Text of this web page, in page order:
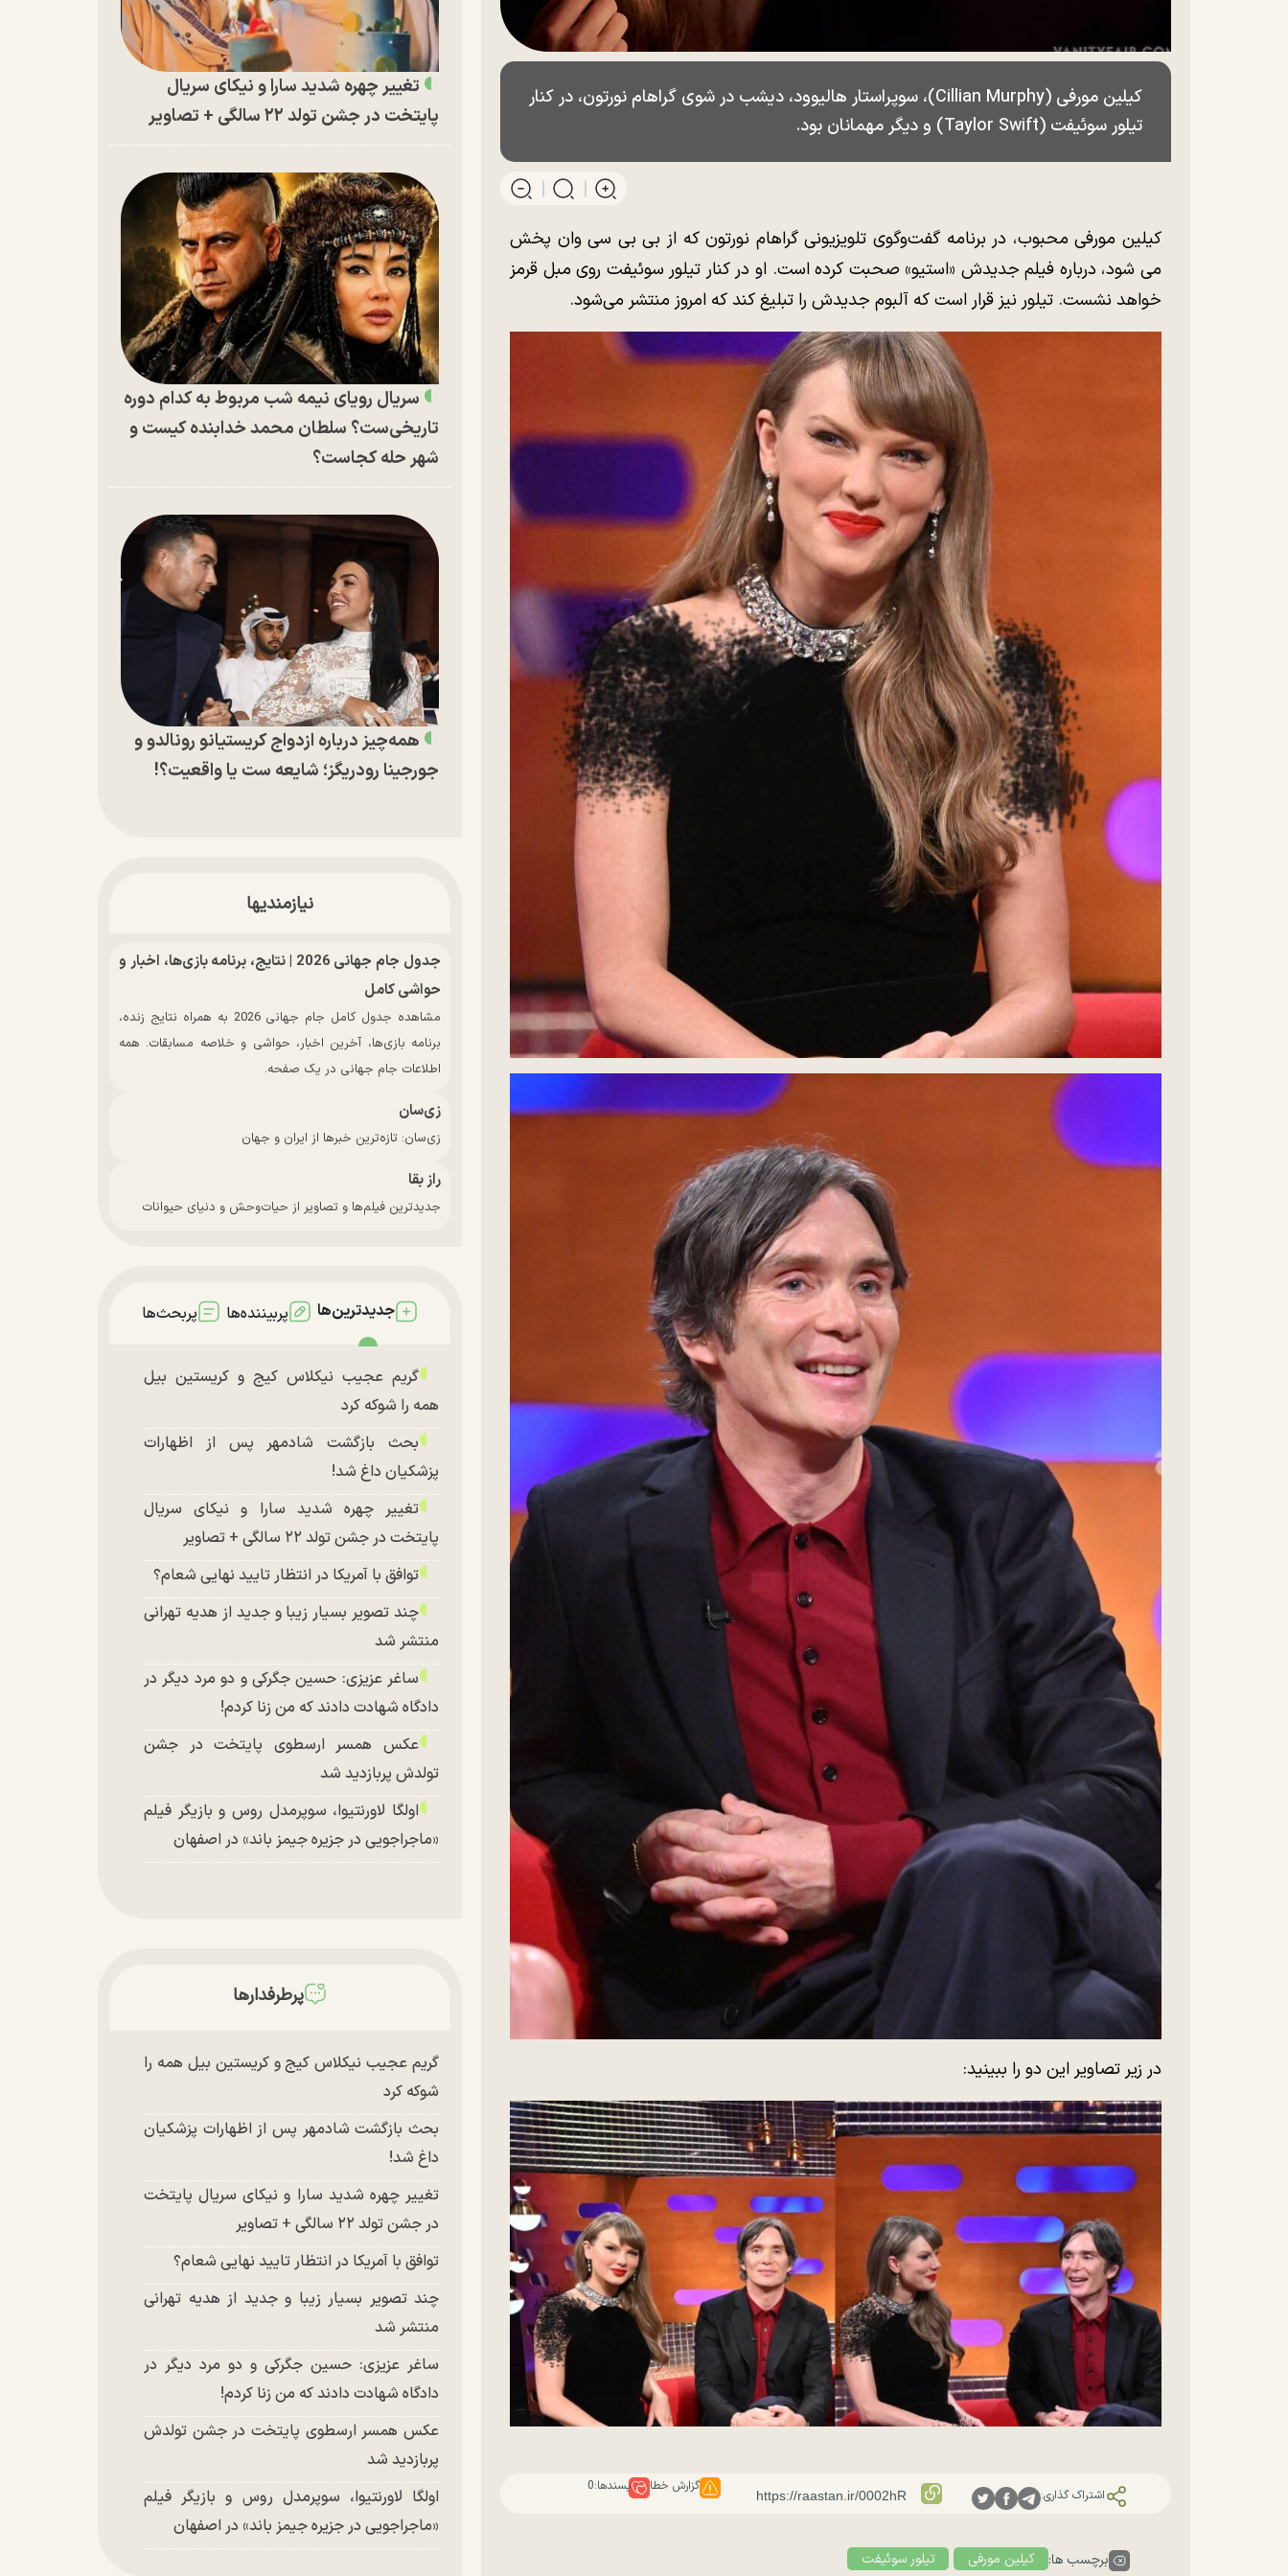
کیلین مورفی (Cillian Murphy)، سوپراستار هالیوود، دیشب در شوی گراهام نورتون، در کنار
تیلور سوئیفت (Taylor Swift) و دیگر مهمانان بود.
کیلین مورفی محبوب، در برنامه گفت‌وگوی تلویزیونی گراهام نورتون که از بی بی سی وان پخش
می شود، درباره فیلم جدیدش «استیو» صحبت کرده است. او در کنار تیلور سوئیفت روی مبل قرمز
خواهد نشست. تیلور نیز قرار است که آلبوم جدیدش را تبلیغ کند که امروز منتشر می‌شود.
در زیر تصاویر این دو را ببینید:
اشتراک گذاری:
گزارش خطا پسندها:0
برچسب ها: کیلین مورفی تیلور سوئیفت
تغییر چهره شدید سارا و نیکای سریال
پایتخت در جشن تولد ۲۲ سالگی + تصاویر
سریال رویای نیمه شب مربوط به کدام دوره
تاریخی‌ست؟ سلطان محمد خدابنده کیست و
شهر حله کجاست؟
همه‌چیز درباره ازدواج کریستیانو رونالدو و
جورجینا رودریگز؛ شایعه ست یا واقعیت؟!
نیازمندیها
جدول جام جهانی 2026 | نتایج، برنامه بازی‌ها، اخبار و
حواشی کامل
مشاهده جدول کامل جام جهانی 2026 به همراه نتایج زنده،
برنامه بازی‌ها، آخرین اخبار، حواشی و خلاصه مسابقات. همه
اطلاعات جام جهانی در یک صفحه.
زی‌سان
زی‌سان: تازه‌ترین خبرها از ایران و جهان
راز بقا
جدیدترین فیلم‌ها و تصاویر از حیات‌وحش و دنیای حیوانات
جدیدترین‌ها پربیننده‌ها پربحث‌ها
گریم عجیب نیکلاس کیج و کریستین بیل
همه را شوکه کرد
بحث بازگشت شادمهر پس از اظهارات
پزشکیان داغ شد!
تغییر چهره شدید سارا و نیکای سریال
پایتخت در جشن تولد ۲۲ سالگی + تصاویر
توافق با آمریکا در انتظار تایید نهایی شعام؟
چند تصویر بسیار زیبا و جدید از هدیه تهرانی
منتشر شد
ساغر عزیزی: حسین جگرکی و دو مرد دیگر در
دادگاه شهادت دادند که من زنا کردم!
عکس همسر ارسطوی پایتخت در جشن
تولدش پربازدید شد
اولگا لاورنتیوا، سوپرمدل روس و بازیگر فیلم
«ماجراجویی در جزیره جیمز باند» در اصفهان
پرطرفدارها
گریم عجیب نیکلاس کیج و کریستین بیل همه را
شوکه کرد
بحث بازگشت شادمهر پس از اظهارات پزشکیان
داغ شد!
تغییر چهره شدید سارا و نیکای سریال پایتخت
در جشن تولد ۲۲ سالگی + تصاویر
توافق با آمریکا در انتظار تایید نهایی شعام؟
چند تصویر بسیار زیبا و جدید از هدیه تهرانی
منتشر شد
ساغر عزیزی: حسین جگرکی و دو مرد دیگر در
دادگاه شهادت دادند که من زنا کردم!
عکس همسر ارسطوی پایتخت در جشن تولدش
پربازدید شد
اولگا لاورنتیوا، سوپرمدل روس و بازیگر فیلم
«ماجراجویی در جزیره جیمز باند» در اصفهان